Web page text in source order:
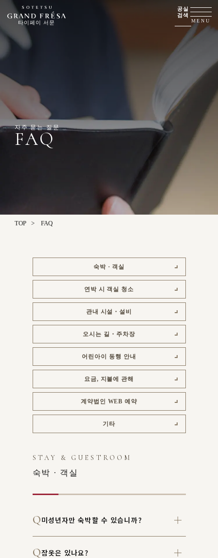
타이페이 서문
공실
검색
MENU
자주 묻는 질문
FAQ
TOP FAQ
숙박 · 객실
연박 시 객실 청소
관내 시설・설비
오시는 길・주차장
어린아이 동행 안내
요금, 지불에 관해
계약법인 WEB 예약
기타
STAY & GUESTROOM
숙박 · 객실
미성년자만 숙박할 수 있습니까?
잠옷은 있나요?